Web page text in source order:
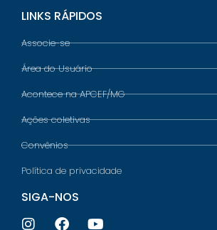
LINKS RÁPIDOS
Associe-se
Área do Usuário
Acontece na APCEF/MG
Ações coletivas
Convênios
Política de privacidade
SIGA-NOS